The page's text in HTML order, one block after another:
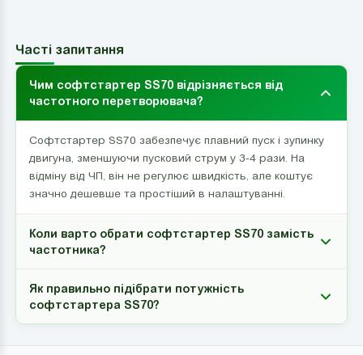
Часті запитання
Чим софтстартер SS70 відрізняється від
частотного перетворювача?
Софтстартер SS70 забезпечує плавний пуск і зупинку
двигуна, зменшуючи пусковий струм у 3-4 рази. На
відміну від ЧП, він не регулює швидкість, але коштує
значно дешевше та простіший в налаштуванні.
Коли варто обрати софтстартер SS70 замість
частотника?
Як правильно підібрати потужність
софтстартера SS70?